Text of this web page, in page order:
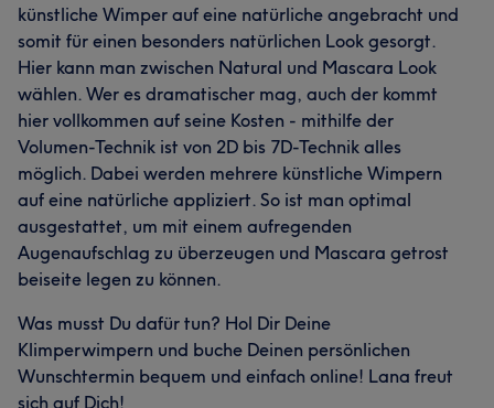
künstliche Wimper auf eine natürliche angebracht und
somit für einen besonders natürlichen Look gesorgt.
Hier kann man zwischen Natural und Mascara Look
wählen. Wer es dramatischer mag, auch der kommt
hier vollkommen auf seine Kosten - mithilfe der
Volumen-Technik ist von 2D bis 7D-Technik alles
möglich. Dabei werden mehrere künstliche Wimpern
auf eine natürliche appliziert. So ist man optimal
ausgestattet, um mit einem aufregenden
Augenaufschlag zu überzeugen und Mascara getrost
beiseite legen zu können.
Was musst Du dafür tun? Hol Dir Deine
Klimperwimpern und buche Deinen persönlichen
Wunschtermin bequem und einfach online! Lana freut
sich auf Dich!